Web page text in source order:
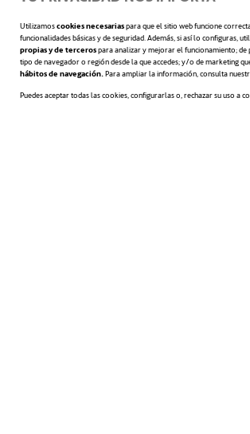
Utilizamoscookies necesariaspara que el sitio web funcione
funcionalidades básicas y de seguridad. Además, si así lo configuras,
propias y de tercerospara analizar y mejorar el funcionamiento; de
tipo de navegador o región desde la que accedes; y/o de marketing
hábitos de navegación. Para ampliar la información, consulta
Puedes aceptar todas las cookies, configurarlas o, rechazar su uso a